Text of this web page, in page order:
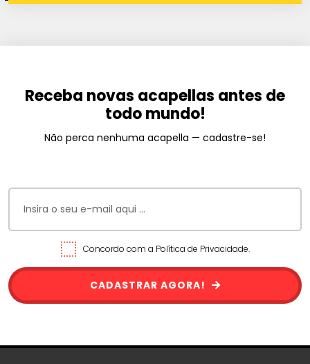
Receba novas acapellas antes de
todo mundo!
Não perca nenhuma acapella — cadastre-se!
Concordo com a Política de Privacidade.
CADASTRAR AGORA!